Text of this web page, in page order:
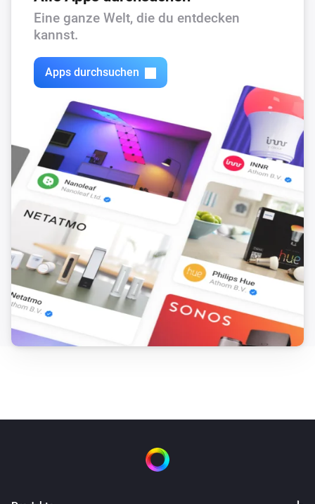
Eine ganze Welt, die du entdecken
kannst.
Apps durchsuchen